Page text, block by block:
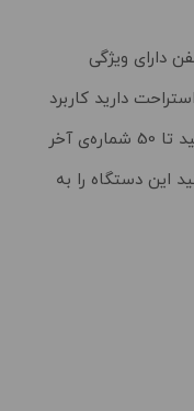
دارید کاربرد
دارد. دفترچه تلفن این دستگاه تا 100 شماره تماس به همراه نام آنها را می‌تواند در خود ذخیره کند. همچنین در حافظه‌ی Caller ID می‌توانید تا 50 شماره‌ی آخر
این دستگاه را به